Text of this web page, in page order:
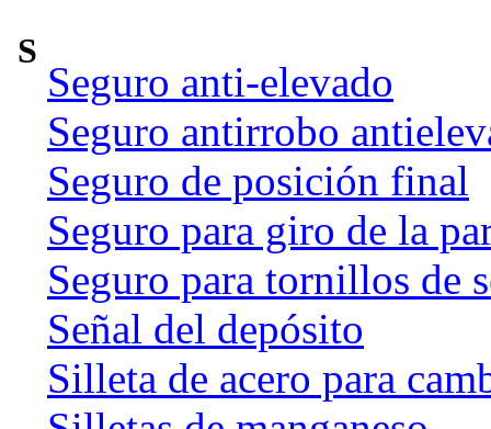
S
Seguro anti-elevado
Seguro antirrobo
Seguro de posición final
Seguro para giro de la
Seguro para tornillos de
Señal del depósito
Silleta de acero para